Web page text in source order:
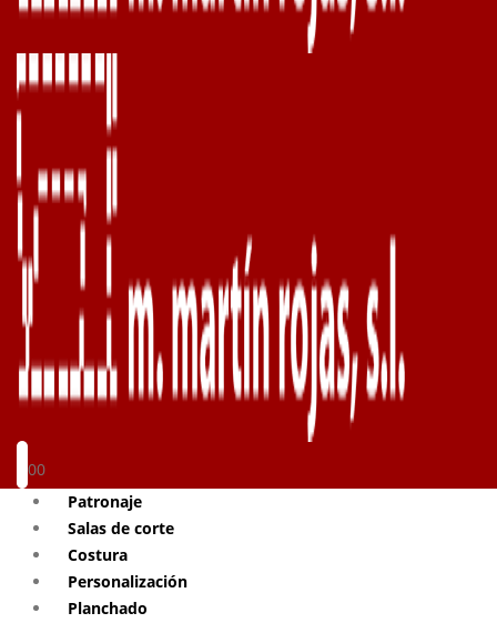
00
Patronaje
Salas de corte
Costura
Personalización
Planchado